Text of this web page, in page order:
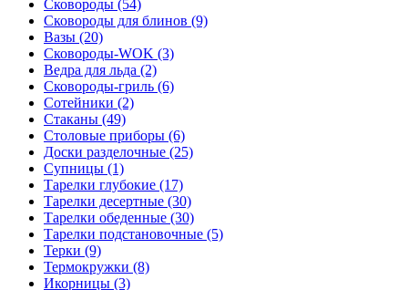
Сковороды (54)
Сковороды для блинов (9)
Вазы (20)
Сковороды-WOK (3)
Ведра для льда (2)
Сковороды-гриль (6)
Сотейники (2)
Стаканы (49)
Столовые приборы (6)
Доски разделочные (25)
Супницы (1)
Тарелки глубокие (17)
Тарелки десертные (30)
Тарелки обеденные (30)
Тарелки подстановочные (5)
Терки (9)
Термокружки (8)
Икорницы (3)